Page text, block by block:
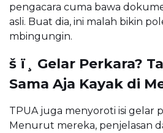
pengacara cuma bawa
asli. Buat dia, ini malah bikin
mbingungin.
š ï¸ Gelar Perkara?
Sama Aja Kayak di
TPUA juga menyoroti isi gelar
Menurut mereka, penjelasan